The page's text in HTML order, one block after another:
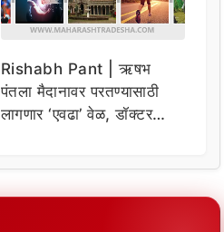
Rishabh Pant | ऋषभ
पंतला मैदानावर परतण्यासाठी
लागणार ‘एवढा’ वेळ, डॉक्टर